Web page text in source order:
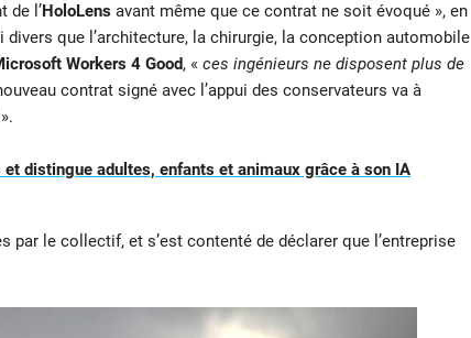
de l’HoloLensavant même que ce contrat ne soit évoqué », en
que l’architecture, la chirurgie, la conception automobile
Workers 4 Good, « ces ingénieurs ne disposent plus de
contrat signé avec l’appui des conservateurs va à
distingue adultes, enfants et animaux grâce à son IA
par le collectif, et s’est contenté de déclarer que l’entreprise